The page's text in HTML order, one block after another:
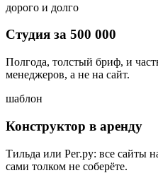
дорого и долго
Студия за 500 000
Полгода, толстый бриф, и
менеджеров, а не на сайт.
шаблон
Конструктор в аренду
Тильда или Рег.ру: все сайты
сами толком не соберёте.